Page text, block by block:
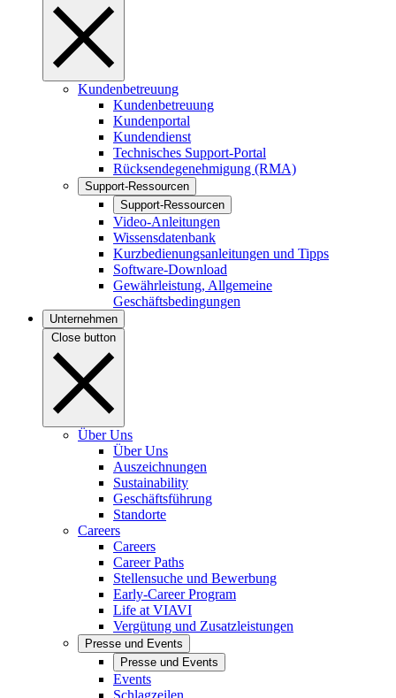
Kundenbetreuung
Kundenbetreuung
Kundenportal
Kundendienst
Technisches Support-Portal
Rücksendegenehmigung (RMA)
Support-Ressourcen
Support-Ressourcen
Video-Anleitungen
Wissensdatenbank
Kurzbedienungsanleitungen und Tipps
Software-Download
Gewährleistung, Allgemeine
Geschäftsbedingungen
Unternehmen
Close button
Über Uns
Über Uns
Auszeichnungen
Sustainability
Geschäftsführung
Standorte
Careers
Careers
Career Paths
Stellensuche und Bewerbung
Early-Career Program
Life at VIAVI
Vergütung und Zusatzleistungen
Presse und Events
Presse und Events
Events